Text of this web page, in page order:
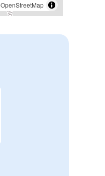
OpenStreetMap